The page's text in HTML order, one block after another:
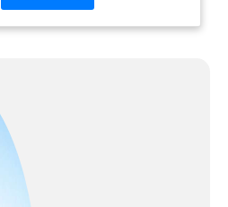
TURNAMIC Touring | Flex de la
chaussure : souple Technologie :
d'entrée de gamme pour de
longues randonnées en piste : XC
Pro. La base pour plus de confort
dans la neige est un ajustement
confortable. La languette de